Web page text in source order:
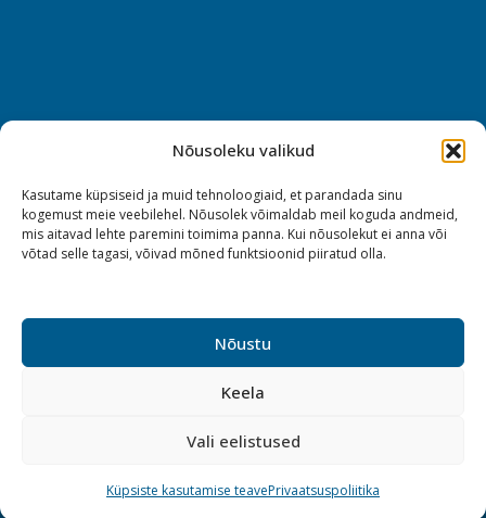
Nõusoleku valikud
Kasutame küpsiseid ja muid tehnoloogiaid, et parandada sinu
kogemust meie veebilehel. Nõusolek võimaldab meil koguda andmeid,
mis aitavad lehte paremini toimima panna. Kui nõusolekut ei anna või
võtad selle tagasi, võivad mõned funktsioonid piiratud olla.
Nõustu
Keela
Vali eelistused
Küpsiste kasutamise teavePrivaatsuspoliitika